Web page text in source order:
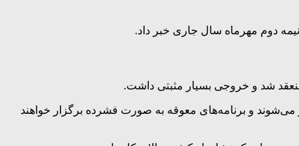
دوم مهرماه سال جاری خبر داد.
شد و خروجی بسیار مثبتی داشت.
می‌شوند و برنامه‌های معوقه به صورت فشرده برگزار خواهند